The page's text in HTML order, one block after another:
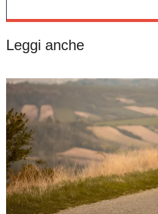
Leggi anche